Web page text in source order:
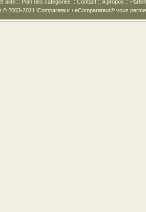
aide :: Plan des catégories :: Contact :: A propos ::
© 2003-2021 iComparateur / eComparateur® vous